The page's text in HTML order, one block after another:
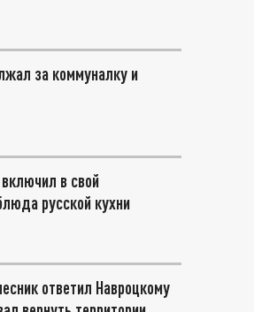
за коммуналку и
в свой
русской кухни
ответил Навроцкому